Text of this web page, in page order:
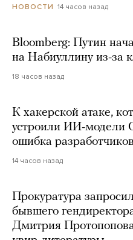
НОВОСТИ 14 часов назад
Bloomberg: Путин
на Набиуллину из-за
18 часов назад
К хакерской атаке,
устроили ИИ-модели
ошибка
14 часов назад
Прокуратура
бывшего
Дмитрия